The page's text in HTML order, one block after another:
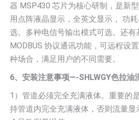
器 MSP430 芯片为核心研制，是新
用点阵液晶显示，全英文显示， 功
选。多种电信号输出模式可选。还有
MODBUS 协议通讯功能，可远程设
种场合，满足用户的不同需要。
6、安装注意事项—-SHLWGY色拉油
1）管道必须完全充满液体。重要的
持管道内完全充满液体，否则流量